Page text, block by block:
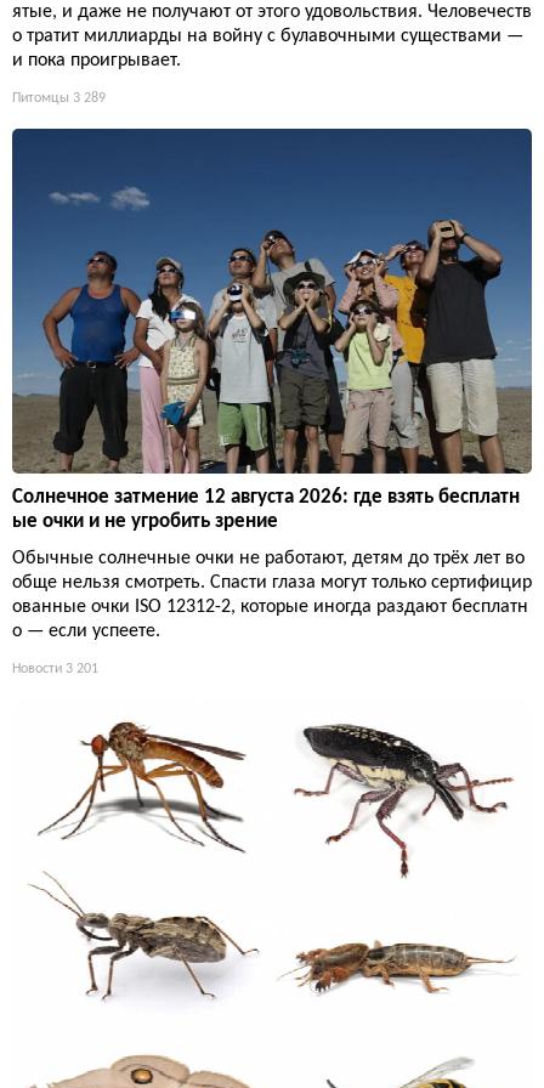
ятые, и даже не получают от этого удовольствия. Человечеств
о тратит миллиарды на войну с булавочными существами —
и пока проигрывает.
Питомцы 3 289
Солнечное затмение 12 августа 2026: где взять бесплатн
ые очки и не угробить зрение
Обычные солнечные очки не работают, детям до трёх лет во
обще нельзя смотреть. Спасти глаза могут только сертифицир
ованные очки ISO 12312-2, которые иногда раздают бесплатн
о — если успеете.
Новости 3 201